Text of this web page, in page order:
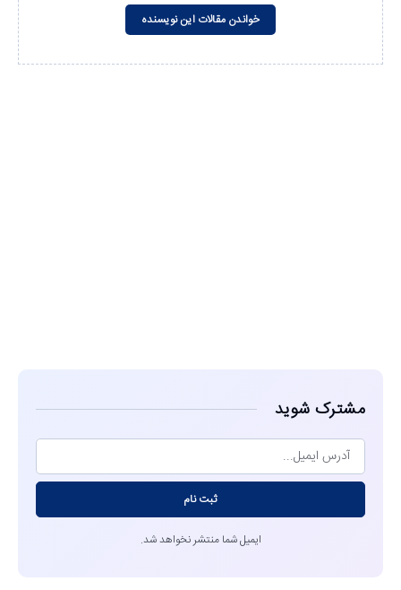
خواندن مقالات این نویسنده
مشترک شوید
ثبت نام
ایمیل شما منتشر نخواهد شد.